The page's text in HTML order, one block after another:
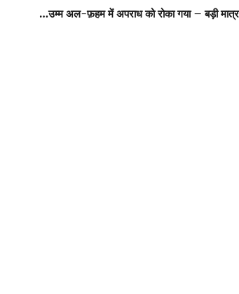
उम्म अल-फ़हम में अपराध को रोका गया – बड़ी